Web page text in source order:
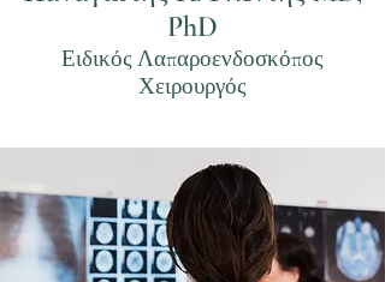
PhD
Ειδικός Λαπαροενδοσκόπος
Χειρουργός